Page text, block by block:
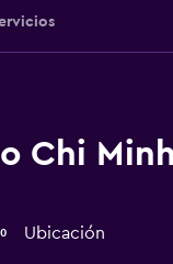
Chi Minh
Ubicación